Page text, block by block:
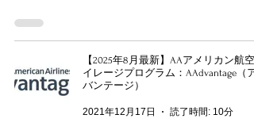
【2025年8月最新】AAアメリカン航空
イレージプログラム：AAdvantage（ア
バンテージ）
2021年12月17日 読了時間: 10分